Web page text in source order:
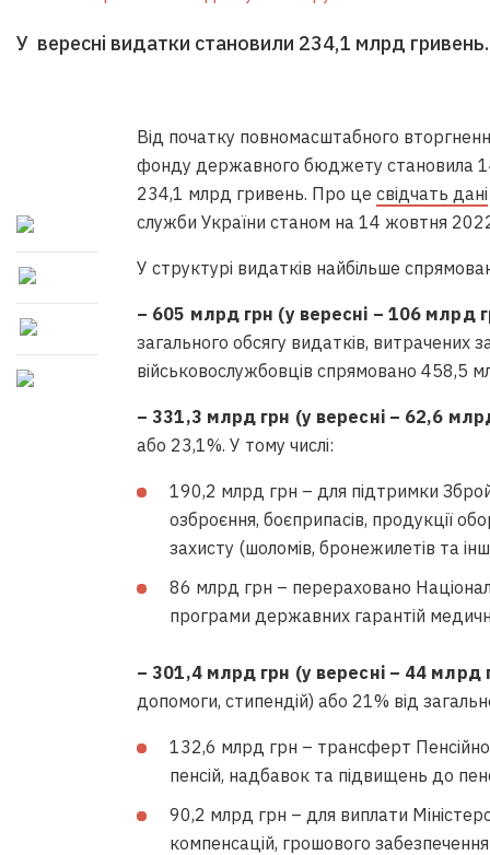
У вересні видатки становили 234,1 млрд гривень.
Від початку повномасштабного
фонду державного бюджету становила
234,1 млрд гривень. Про це свідчать дані
служби України станом на 14 жовтня
У структурі видатків найбільше
– 605 млрд грн (у вересні – 106 млрд
загального обсягу видатків, витрачених
військовослужбовців спрямовано 458,5
– 331,3 млрд грн (у вересні – 62,6
або 23,1%. У тому числі:
190,2 млрд грн – для підтримки
озброєння, боєприпасів, продукції
захисту (шоломів, бронежилетів та
86 млрд грн – перераховано
програми державних гарантій
– 301,4 млрд грн (у вересні – 44 млрд
допомоги, стипендій) або 21% від
132,6 млрд грн – трансферт
пенсій, надбавок та підвищень до
90,2 млрд грн – для виплати
компенсацій, грошового